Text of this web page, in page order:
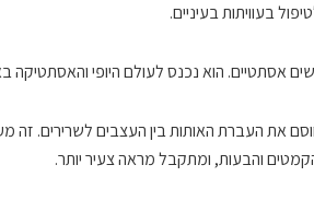
אסתטיים. הוא נכנס לעולם היופי והאסתטיקה
את העברת האותות בין העצבים לשרירים. זה
והבעות, ומתקבל מראה צעיר יותר.